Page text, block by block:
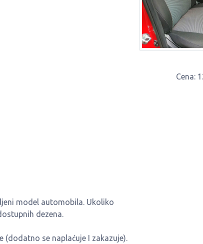
model automobila. Ukoliko
dezena.
se naplaćuje I zakazuje).
Cena: